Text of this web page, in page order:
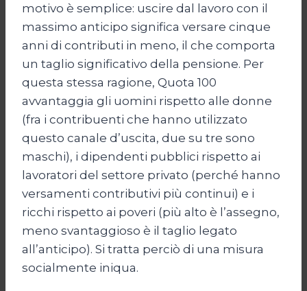
motivo è semplice: uscire dal lavoro con il
massimo anticipo significa versare cinque
anni di contributi in meno, il che comporta
un taglio significativo della pensione. Per
questa stessa ragione, Quota 100
avvantaggia gli uomini rispetto alle donne
(fra i contribuenti che hanno utilizzato
questo canale d’uscita, due su tre sono
maschi), i dipendenti pubblici rispetto ai
lavoratori del settore privato (perché hanno
versamenti contributivi più continui) e i
ricchi rispetto ai poveri (più alto è l’assegno,
meno svantaggioso è il taglio legato
all’anticipo). Si tratta perciò di una misura
socialmente iniqua.